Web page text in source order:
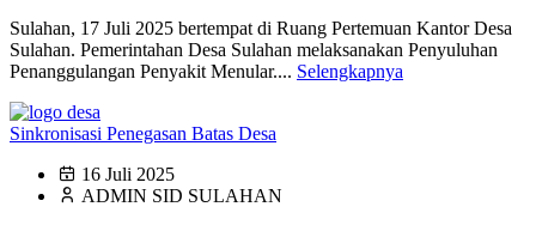
Sulahan, 17 Juli 2025 bertempat di Ruang Pertemuan Kantor Desa
Sulahan. Pemerintahan Desa Sulahan melaksanakan Penyuluhan
Penanggulangan Penyakit Menular.... Selengkapnya
Sinkronisasi Penegasan Batas Desa
16 Juli 2025
ADMIN SID SULAHAN